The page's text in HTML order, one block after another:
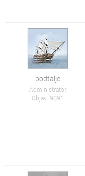
podtalje
Administrator
Objav: 9091